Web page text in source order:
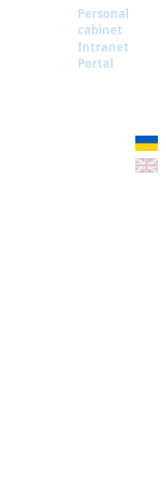
Personal
cabinet
Intranet
Portal